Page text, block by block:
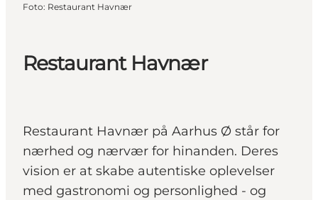
Restaurant Havnær
Restaurant Havnær på Aarhus Ø står for
nærhed og nærvær for hinanden. Deres
vision er at skabe autentiske oplevelser
med gastronomi og personlighed - og
Foto: Restaurant Havnær